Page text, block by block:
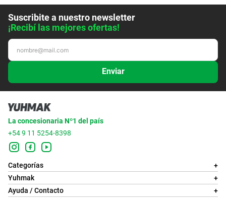
Suscribite a nuestro newsletter
¡Recibí las mejores ofertas!
Enviar
La concesionaria Nº1 del país
+54 9 11 5254-8398
Categorías
+
Yuhmak
+
Ayuda / Contacto
+